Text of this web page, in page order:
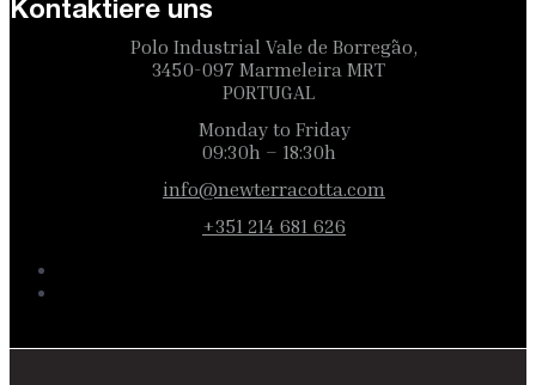
Kontaktiere uns
Polo Industrial Vale de Borregão,
3450-097 Marmeleira MRT
PORTUGAL
Monday to Friday
09:30h – 18:30h
info@newterracotta.com
+351 214 681 626